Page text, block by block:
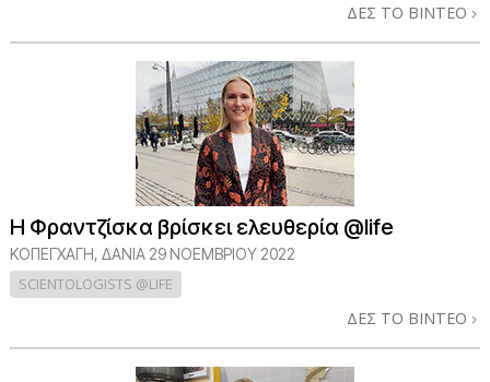
ΔΕΣ ΤΟ ΒΙΝΤΕΟ
Η Φραντζίσκα βρίσκει ελευθερία @life
ΚΟΠΕΓΧΆΓΗ, ΔΑΝΊΑ 29 ΝΟΕΜΒΡΙΟΥ 2022
SCIENTOLOGISTS @LIFE
ΔΕΣ ΤΟ ΒΙΝΤΕΟ